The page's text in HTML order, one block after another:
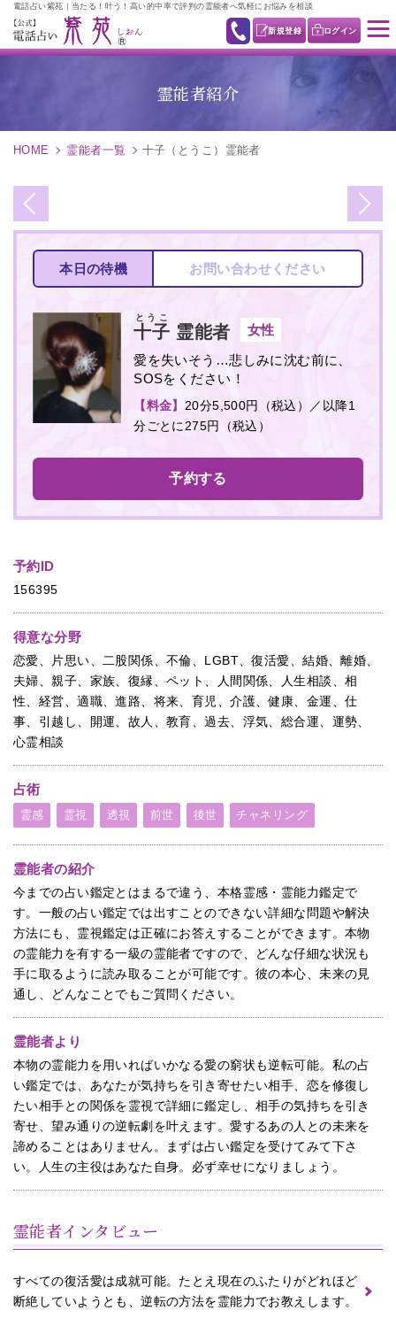
電話占い紫苑｜当たる！叶う！高い的中率で評判の霊能者へ気軽にお悩みを相談
新規登録 ログイン
霊能者紹介
HOME 霊能者一覧 十子（とうこ）霊能者
本日の待機 お問い合わせください
十子
とうこ
霊能者 女性
愛を失いそう…悲しみに沈む前に、
SOSをください！
【料金】 20分5,500円（税込）／以降1
分ごとに275円（税込）
予約する
予約ID
156395
得意な分野
恋愛、片思い、二股関係、不倫、LGBT、復活愛、結婚、離婚、
夫婦、親子、家族、復縁、ペット、人間関係、人生相談、相
性、経営、適職、進路、将来、育児、介護、健康、金運、仕
事、引越し、開運、故人、教育、過去、浮気、総合運、運勢、
心霊相談
占術
霊感 霊視 透視 前世 後世 チャネリング
霊能者の紹介
今までの占い鑑定とはまるで違う、本格霊感・霊能力鑑定で
す。一般の占い鑑定では出すことのできない詳細な問題や解決
方法にも、霊視鑑定は正確にお答えすることができます。本物
の霊能力を有する一級の霊能者ですので、どんな仔細な状況も
手に取るように読み取ることが可能です。彼の本心、未来の見
通し、どんなことでもご質問ください。
霊能者より
本物の霊能力を用いればいかなる愛の窮状も逆転可能。私の占
い鑑定では、あなたが気持ちを引き寄せたい相手、恋を修復し
たい相手との関係を霊視で詳細に鑑定し、相手の気持ちを引き
寄せ、望み通りの逆転劇を叶えます。愛するあの人との未来を
諦めることはありません。まずは占い鑑定を受けてみて下さ
い。人生の主役はあなた自身。必ず幸せになりましょう。
霊能者インタビュー
すべての復活愛は成就可能。たとえ現在のふたりがどれほど
断絶していようとも、逆転の方法を霊能力でお教えします。